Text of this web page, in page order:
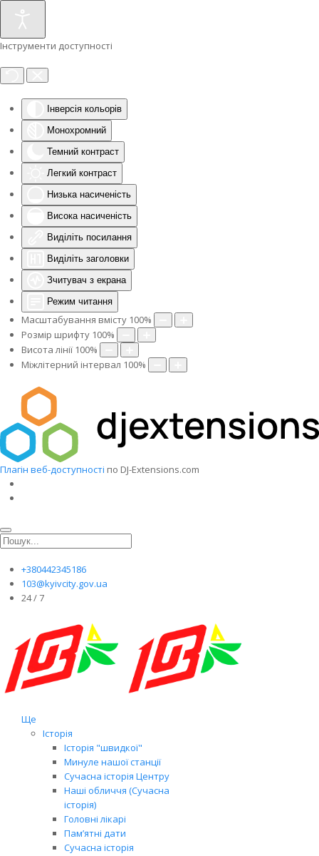
Інструменти доступності
Інверсія кольорів
Монохромний
Темний контраст
Легкий контраст
Низька насиченість
Висока насиченість
Виділіть посилання
Виділіть заголовки
Зчитувач з екрана
Режим читання
Масштабування вмісту 100%
Розмір шрифту 100%
Висота лінії 100%
Міжлітерний інтервал 100%
Плагін веб-доступності по DJ-Extensions.com
+380442345186
103@kyivcity.gov.ua
24 / 7
Ще
Історія
Історія "швидкої"
Минуле нашої станції
Сучасна історія Центру
Наші обличчя (Сучасна
історія)
Головні лікарі
Пам’ятні дати
Сучасна історія